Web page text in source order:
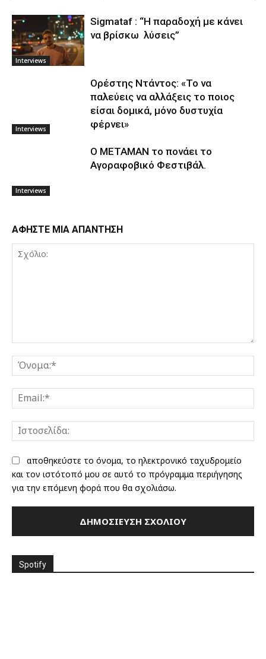
Interviews
Sigmataf : “Η παραδοχή με κάνει
να βρίσκω λύσεις”
Interviews
Ορέστης Ντάντος: «Το να
παλεύεις να αλλάξεις το ποιος
είσαι δομικά, μόνο δυστυχία
φέρνει»
Interviews
O METAMAN το πονάει το
Αγοραφοβικό Φεστιβάλ.
ΑΦΗΣΤΕ ΜΙΑ ΑΠΑΝΤΗΣΗ
αποθηκεύστε το όνομα, το ηλεκτρονικό ταχυδρομείο
και τον ιστότοπό μου σε αυτό το πρόγραμμα περιήγησης
για την επόμενη φορά που θα σχολιάσω.
Spotify